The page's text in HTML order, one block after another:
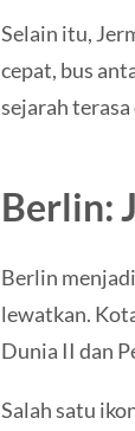
Selain itu,
cepat, bus
sejarah
Berlin:
Berlin
lewatkan.
Dunia II dan
Salah satu